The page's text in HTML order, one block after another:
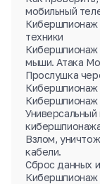
мобильный
Кибершпионаж
техники
Кибершпионаж
мыши. Атака
Прослушка
Кибершпионаж
Кибершпионаж
Взлом,
кабели.
Сброс данных
Кибершпионаж